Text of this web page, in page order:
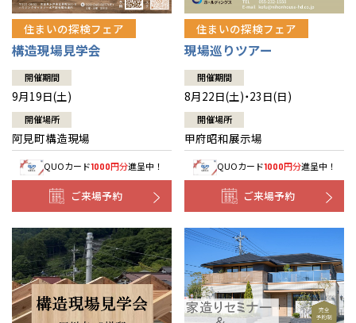
住まいの探検フェア
構造現場見学会
開催期間
9月19日(土)
開催場所
阿見町構造現場
QUOカード1000円分進呈中！
ご来場予約
住まいの探検フェア
現場巡りツアー
開催期間
8月22日(土)・23日(日)
開催場所
甲府昭和展示場
QUOカード1000円分進呈中！
ご来場予約